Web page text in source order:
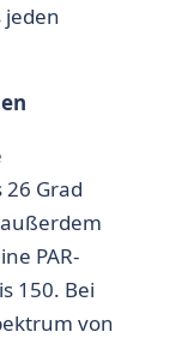
jeden
Grad
PAR-
150. Bei
von